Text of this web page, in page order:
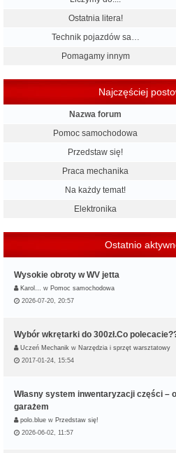
Ostatnia litera!
Technik pojazdów sa…
Pomagamy innym
Najczęściej
Nazwa forum
Pomoc samochodowa
Przedstaw się!
Praca mechanika
Na każdy temat!
Elektronika
Ostatnio
Wysokie obroty w WV jetta
Karol… w Pomoc samochodowa
2026-07-20, 20:57
Wybór wkrętarki do 300zł.Co
Uczeń Mechanik w Narzędzia i sprzęt warsztatowy
2017-01-24, 15:54
Własny system inwentaryzacji części –
garażem
polo.blue w Przedstaw się!
2026-06-02, 11:57